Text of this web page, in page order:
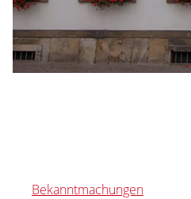
Bekanntmachungen